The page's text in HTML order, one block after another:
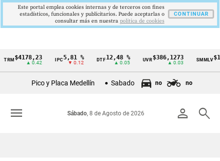
Cintillo
Colombia
$4178,23
▲ 0.42
5,81 %
▼ 0.12
12,48 %
▲ 0.05
$386,1273
▲ 0.03
SMMLV
Pico y Placa Medellín Sabado no no
person search
Sábado, 8 de Agosto de 2026
menu
Este portal emplea cookies internas y de terceros con fines
estadísticos, funcionales y publicitarios. Puede aceptarlas o
consultar más en nuestra politica de cookies
CONTINUAR